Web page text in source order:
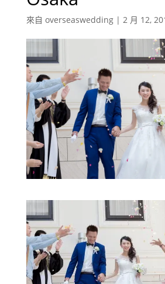
來自 overseaswedding| 2 月 12,